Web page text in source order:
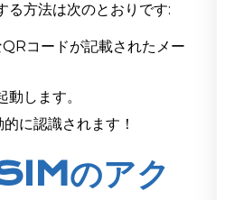
方法は次のとおりです:
コードが記載されたメー
します。
に認識されます！
のアク